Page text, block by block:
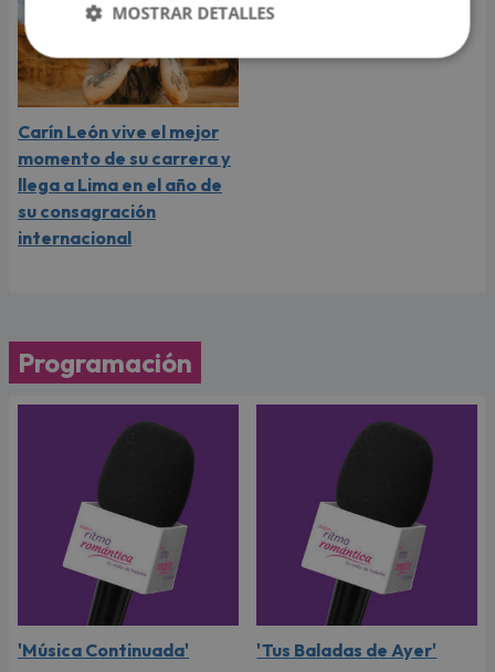
Carín León vive el mejor
momento de su carrera y
llega a Lima en el año de
su consagración
internacional
Programación
'Música Continuada' 'Tus Baladas de Ayer'
MOSTRAR DETALLES